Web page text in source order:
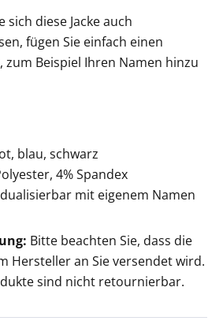
sich diese Jacke auch
fügen Sie einfach einen
zum Beispiel Ihren Namen hinzu
blau, schwarz
4% Spandex
mit eigenem Namen
Bitte beachten Sie, dass die
Hersteller an Sie versendet wird.
sind nicht retournierbar.